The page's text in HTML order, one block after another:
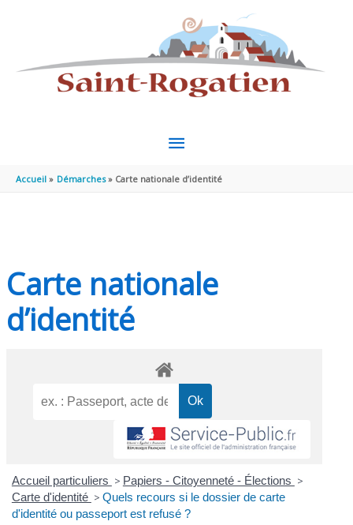
MENU
PRINCIPAL
Accueil Démarches Carte nationale d’identité
Carte nationale
d’identité
Accueil particuliers > Papiers - Citoyenneté - Élections >
Carte d'identité > Quels recours si le dossier de carte
d'identité ou passeport est refusé ?